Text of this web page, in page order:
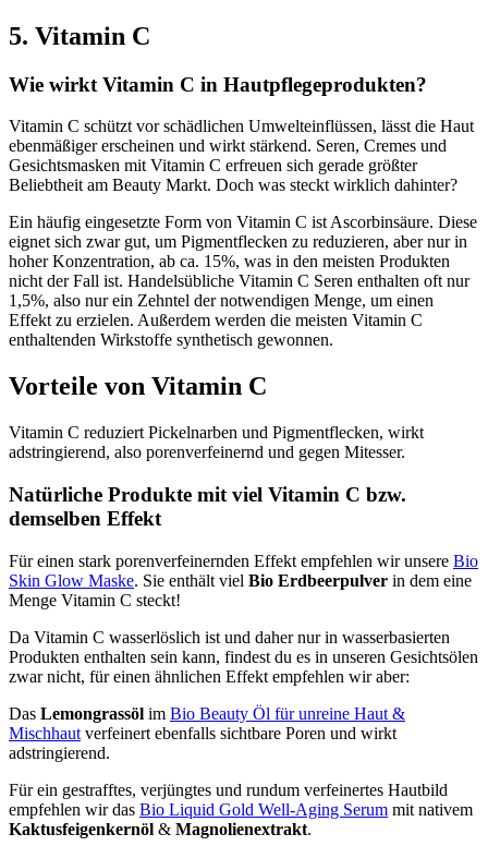
5. Vitamin C
Wie wirkt Vitamin C in Hautpflegeprodukten?
Vitamin C schützt vor schädlichen Umwelteinflüssen, lässt die Haut
ebenmäßiger erscheinen und wirkt stärkend. Seren, Cremes und
Gesichtsmasken mit Vitamin C erfreuen sich gerade größter
Beliebtheit am Beauty Markt. Doch was steckt wirklich dahinter?
Ein häufig eingesetzte Form von Vitamin C ist Ascorbinsäure. Diese
eignet sich zwar gut, um Pigmentflecken zu reduzieren, aber nur in
hoher Konzentration, ab ca. 15%, was in den meisten Produkten
nicht der Fall ist. Handelsübliche Vitamin C Seren enthalten oft nur
1,5%, also nur ein Zehntel der notwendigen Menge, um einen
Effekt zu erzielen. Außerdem werden die meisten Vitamin C
enthaltenden Wirkstoffe synthetisch gewonnen.
Vorteile von Vitamin C
Vitamin C reduziert Pickelnarben und Pigmentflecken, wirkt
adstringierend, also porenverfeinernd und gegen Mitesser.
Natürliche Produkte mit viel Vitamin C bzw.
demselben Effekt
Für einen stark porenverfeinernden Effekt empfehlen wir unsere Bio
Skin Glow Maske. Sie enthält viel Bio Erdbeerpulver in dem eine
Menge Vitamin C steckt!
Da Vitamin C wasserlöslich ist und daher nur in wasserbasierten
Produkten enthalten sein kann, findest du es in unseren Gesichtsölen
zwar nicht, für einen ähnlichen Effekt empfehlen wir aber:
Das Lemongrassöl im Bio Beauty Öl für unreine Haut &
Mischhaut verfeinert ebenfalls sichtbare Poren und wirkt
adstringierend.
Für ein gestrafftes, verjüngtes und rundum verfeinertes Hautbild
empfehlen wir das Bio Liquid Gold Well-Aging Serum mit nativem
Kaktusfeigenkernöl & Magnolienextrakt.